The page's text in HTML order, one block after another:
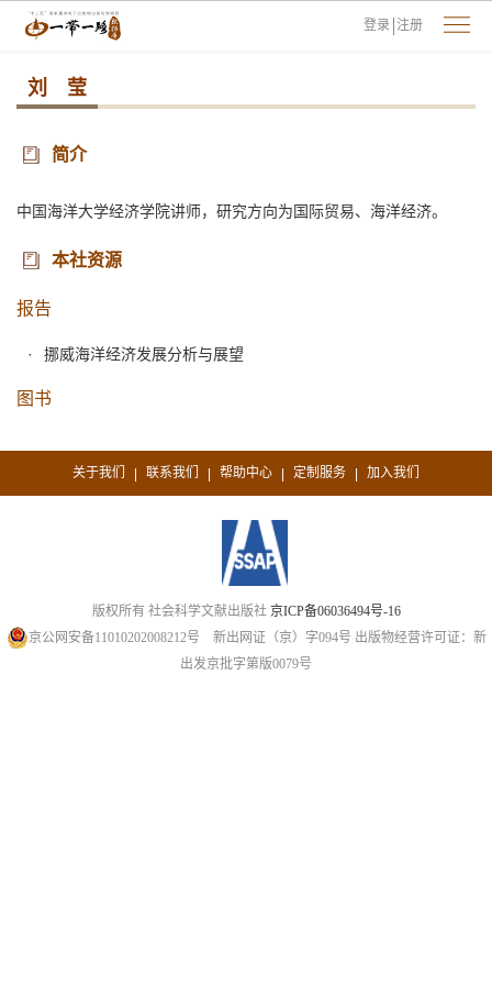
登录 注册
刘 莹
简介
中国海洋大学经济学院讲师，研究方向为国际贸易、海洋经济。
本社资源
报告
挪威海洋经济发展分析与展望
图书
关于我们 | 联系我们 | 帮助中心 | 定制服务 | 加入我们
版权所有 社会科学文献出版社 京ICP备06036494号-16
京公网安备11010202008212号 新出网证（京）字094号 出版物经营许可证：新
出发京批字第版0079号